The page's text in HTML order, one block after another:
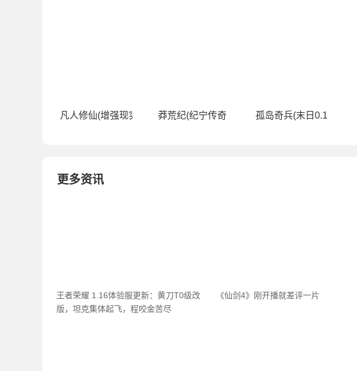
凡人修仙(增强现实版（0.1折）)莽荒纪(纪宁传奇（0.1折送无限连抽）)
孤岛奇兵(末日0.1折)
更多资讯
王者荣耀 1.16体验服更新：黄刀T0级改
版，坦克集体起飞，程咬金苦尽
《仙剑4》刚开播就差评一片